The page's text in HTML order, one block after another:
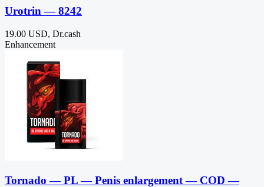
Urotrin — 8242
19.00 USD, Dr.cash
Enhancement
Tornado — PL — Penis enlargement — COD —